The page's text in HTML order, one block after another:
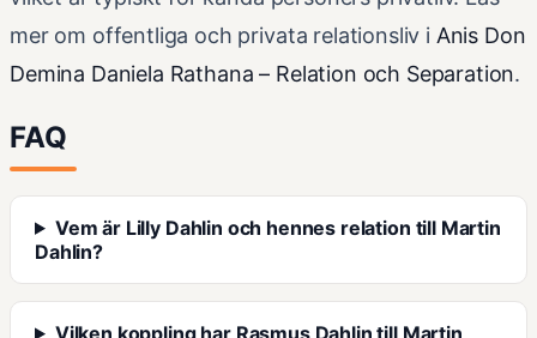
mer om offentliga och privata relationsliv i Anis Don
Demina Daniela Rathana – Relation och Separation.
FAQ
Vem är Lilly Dahlin och hennes relation till Martin
Dahlin?
Vilken koppling har Rasmus Dahlin till Martin